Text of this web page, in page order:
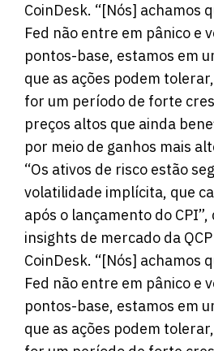
CoinDesk. “[Nós] achamos
Fed não entre em pânico e
pontos-base, estamos em
que as ações podem
for um período de forte
preços altos que ainda
por meio de ganhos mais
“Os ativos de risco estão
volatilidade implícita, que
após o lançamento do
insights de mercado da
CoinDesk. “[Nós] achamos
Fed não entre em pânico e
pontos-base, estamos em
que as ações podem